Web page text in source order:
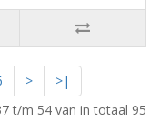
>
>|
t/m 54 van in totaal 95